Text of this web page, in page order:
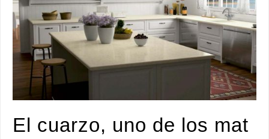
El cuarzo, uno de los mat